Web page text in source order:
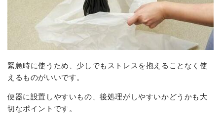
緊急時に使うため、少しでもストレスを抱えることなく使
えるものがいいです。
便器に設置しやすいもの、後処理がしやすいかどうかも大
切なポイントです。